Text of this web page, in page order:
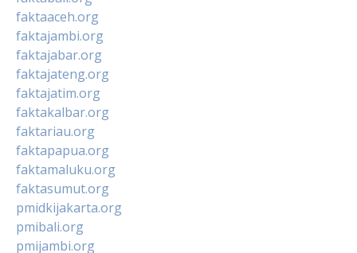
faktaaceh.org
faktajambi.org
faktajabar.org
faktajateng.org
faktajatim.org
faktakalbar.org
faktariau.org
faktapapua.org
faktamaluku.org
faktasumut.org
pmidkijakarta.org
pmibali.org
pmijambi.org